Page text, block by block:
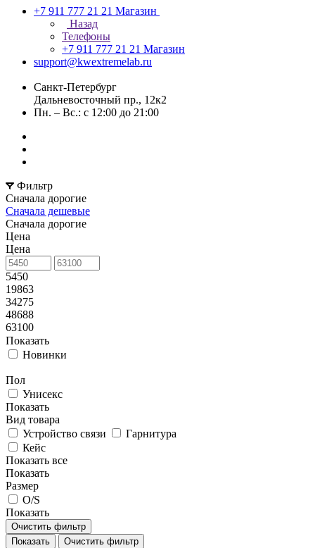
+7 911 777 21 21 Магазин
Назад
Телефоны
+7 911 777 21 21 Магазин
support@kwextremelab.ru
Санкт-Петербург
Дальневосточный пр., 12к2
Пн. – Вс.: с 12:00 до 21:00
Фильтр
Сначала дорогие
Сначала дешевые
Сначала дорогие
Цена
Цена
5450
19863
34275
48688
63100
Показать
Новинки
Пол
Унисекс
Показать
Вид товара
Устройство связи
Гарнитура
Кейс
Показать все
Показать
Размер
O/S
Показать
Очистить фильтр
Показать
Очистить фильтр